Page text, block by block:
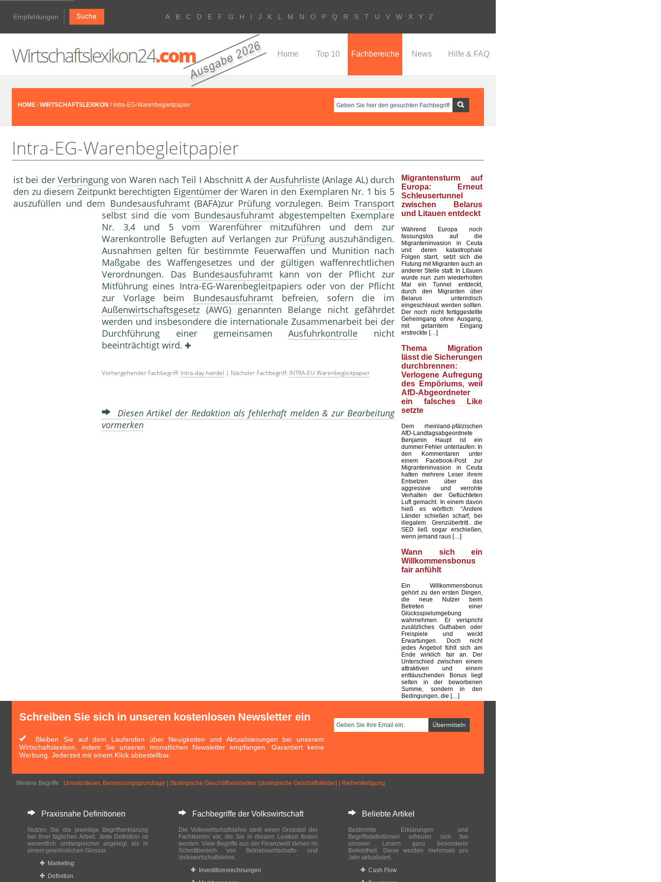
Empfehlungen A B C D E F G H I J K L M N O P Q R S T U V W X Y Z
Home Top 10 Fachbereiche News Hilfe & FAQ
HOME /WIRTSCHAFTSLEXIKON / Intra-EG-Warenbegleitpapier
Intra-EG-Warenbegleitpapier
ist bei der Verbringung von Waren nach Teil I Abschnitt A der Ausfuhrliste (Anlage AL) durch
den zu diesem Zeitpunkt berechtigten Eigentümerder Waren in den Exemplaren Nr. 1 bis 5
auszufüllen und dem Bundesausfuhramt(BAFA)zur Prüfungvorzulegen. Beim Transport
selbst sind die vom Bundesausfuhramt abgestempelten Exemplare
Nr. 3,4 und 5 vom Warenführer mitzuführen und dem zur
Warenkontrolle Befugten auf Verlangen zur Prüfungauszuhändigen.
Ausnahmen gelten für bestimmte Feuerwaffen und Munition nach
Maßgabe des Waffengesetzes und der gültigen waffenrechtlichen
Verordnungen. Das Bundesausfuhramt kann von der Pflicht zur
Mitführung eines Intra-EG-Warenbegleitpapiers oder von der Pflicht
zur Vorlage beim Bundesausfuhramt befreien, sofern die im
Außenwirtschaftsgesetz (AWG) genannten Belange nicht gefährdet
werden und insbesondere die internationale Zusammenarbeit bei der
Durchführung einer gemeinsamenAusfuhrkontrolle nicht
beeinträchtigt wird.
Vorhergehender Fachbegriff: Intra-day-handel | Nächster Fachbegriff: INTRA-EU-Warenbegleitpapier
Diesen Artikel der Redaktion als fehlerhaft melden & zur Bearbeitung
vormerken
Migrantensturm auf
Europa: Erneut
Schleusertunnel
zwischen Belarus
und Litauen entdeckt
Während Europa noch
fassungslos auf die
Migranteninvasion in Ceuta
und deren katastrophale
Folgen starrt, setzt sich die
Flutung mit Migranten auch an
anderer Stelle statt. In Litauen
wurde nun zum wiederholten
Mal ein Tunnel entdeckt,
durch den Migranten über
Belarus unterirdisch
eingeschleust werden sollten.
Der noch nicht fertiggestellte
Geheimgang ohne Ausgang,
mit getarntem Eingang
erstreckte […]
Thema Migration
lässt die Sicherungen
durchbrennen:
Verlogene Aufregung
des Empöriums, weil
AfD-Abgeordneter
ein falsches Like
setzte
Dem rheinland-pfälzischen
AfD-Landtagsabgeordnete
Benjamin Haupt ist ein
dummer Fehler unterlaufen: In
den Kommentaren unter
einem Facebook-Post zur
Migranteninvasion in Ceuta
hatten mehrere Leser ihrem
Entsetzen über das
aggressive und verrohte
Verhalten der Geflüchteten
Luft gemacht. In einem davon
hieß es wörtlich: “Andere
Länder schießen scharf, bei
illegalem Grenzübertritt…die
SED ließ sogar erschießen,
wenn jemand raus […]
Wann sich ein
Willkommensbonus
fair anfühlt
Ein Willkommensbonus
gehört zu den ersten Dingen,
die neue Nutzer beim
Betreten einer
Glücksspielumgebung
wahrnehmen. Er verspricht
zusätzliches Guthaben oder
Freispiele und weckt
Erwartungen. Doch nicht
jedes Angebot fühlt sich am
Ende wirklich fair an. Der
Unterschied zwischen einem
attraktiven und einem
enttäuschenden Bonus liegt
selten in der beworbenen
Summe, sondern in den
Bedingungen, die […]
Schreiben Sie sich in unseren kostenlosen Newsletter ein
Bleiben Sie auf dem Laufenden über Neuigkeiten und Aktualisierungen bei unserem
Wirtschaftslexikon, indem Sie unseren monatlichen Newsletter empfangen. Garantiert keine
Werbung. Jederzeit mit einem Klick abbestellbar.
Weitere Begriffe : Umsatzsteuer, Bemessungsgrundlage Strategische Geschäftseinheiten (strategische Geschäftsfelder) Reihenfertigung
Praxisnahe Definitionen
Nutzen Sie die jeweilige Begriffserklärung
bei Ihrer täglichen Arbeit. Jede Definition ist
wesentlich umfangreicher angelegt als in
einem gewöhnlichen Glossar.
Marketing
Definition
Fachbegriffe der Volkswirtschaft
Die Volkswirtschaftslehre stellt einen Grossteil der
Fachtermini vor, die Sie in diesem Lexikon finden
werden. Viele Begriffe aus der Finanzwelt stehen im
Schnittbereich von Betriebswirtschafts- und
Volkswirtschaftslehre.
Investitionsrechnungen
Beliebte Artikel
Bestimmte Erklärungen und
Begriffsdefinitionen erfreuen sich bei
unseren Lesern ganz besonderer
Beliebtheit. Diese werden mehrmals pro
Jahr aktualisiert.
Cash Flow